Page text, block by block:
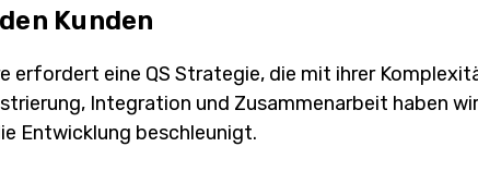
Kunden
erfordert eine QS Strategie, die mit ihrer
Integration und Zusammenarbeit haben
Entwicklung beschleunigt.